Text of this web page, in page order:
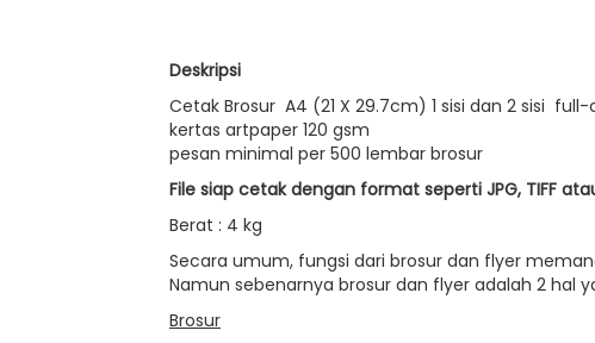
Deskripsi
Cetak Brosur A4 (21 X 29.7cm) 1 sisi dan 2 sisi
kertas artpaper 120 gsm
pesan minimal per 500 lembar brosur
File siap cetak dengan format seperti JPG, TIFF
Berat : 4 kg
Secara umum, fungsi dari brosur dan flyer
Namun sebenarnya brosur dan flyer adalah 2 hal
Brosur